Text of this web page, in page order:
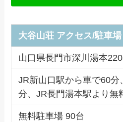
大谷山荘 アクセス/駐車場
山口県長門市深川湯本
JR新山口駅から車で60分
分、JR長門湯本駅より無
無料駐車場 90台